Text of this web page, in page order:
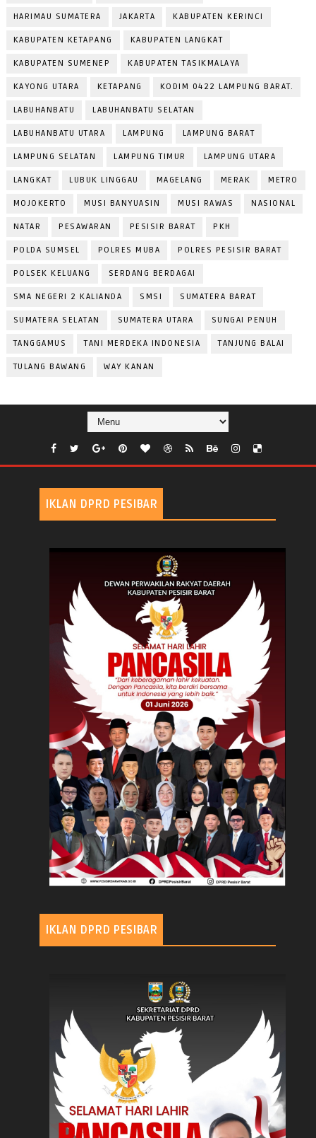
HARIMAU SUMATERA JAKARTA KABUPATEN KERINCI
KABUPATEN KETAPANG KABUPATEN LANGKAT
KABUPATEN SUMENEP KABUPATEN TASIKMALAYA
KAYONG UTARA KETAPANG KODIM 0422 LAMPUNG BARAT.
LABUHANBATU LABUHANBATU SELATAN
LABUHANBATU UTARA LAMPUNG LAMPUNG BARAT
LAMPUNG SELATAN LAMPUNG TIMUR LAMPUNG UTARA
LANGKAT LUBUK LINGGAU MAGELANG MERAK METRO
MOJOKERTO MUSI BANYUASIN MUSI RAWAS NASIONAL
NATAR PESAWARAN PESISIR BARAT PKH
POLDA SUMSEL POLRES MUBA POLRES PESISIR BARAT
POLSEK KELUANG SERDANG BERDAGAI
SMA NEGERI 2 KALIANDA SMSI SUMATERA BARAT
SUMATERA SELATAN SUMATERA UTARA SUNGAI PENUH
TANGGAMUS TANI MERDEKA INDONESIA TANJUNG BALAI
TULANG BAWANG WAY KANAN
IKLAN DPRD PESIBAR
IKLAN DPRD PESIBAR